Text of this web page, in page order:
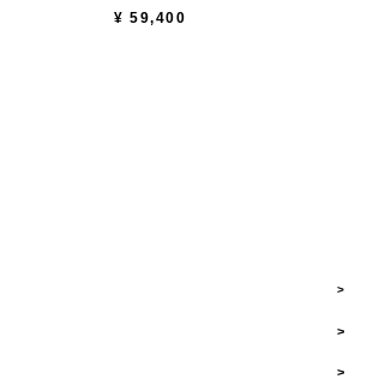
¥ 59,400